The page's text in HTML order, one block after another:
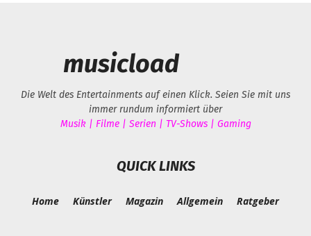
musicload
Die Welt des Entertainments auf einen Klick. Seien Sie mit uns
immer rundum informiert über
Musik | Filme | Serien | TV-Shows | Gaming
QUICK LINKS
Home Künstler Magazin Allgemein Ratgeber